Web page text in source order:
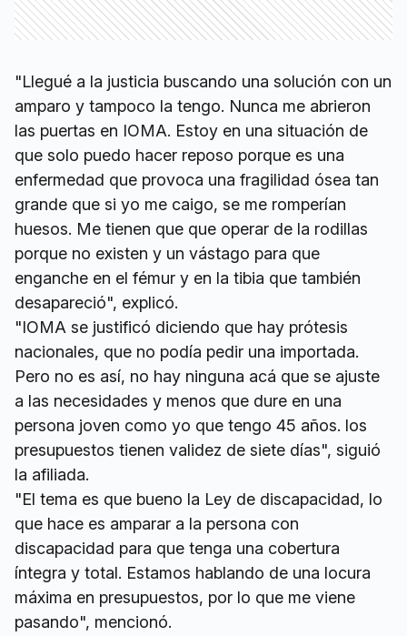
"Llegué a la justicia buscando una solución con un
amparo y tampoco la tengo. Nunca me abrieron
las puertas en IOMA. Estoy en una situación de
que solo puedo hacer reposo porque es una
enfermedad que provoca una fragilidad ósea tan
grande que si yo me caigo, se me romperían
huesos. Me tienen que que operar de la rodillas
porque no existen y un vástago para que
enganche en el fémur y en la tibia que también
desapareció", explicó.
"IOMA se justificó diciendo que hay prótesis
nacionales, que no podía pedir una importada.
Pero no es así, no hay ninguna acá que se ajuste
a las necesidades y menos que dure en una
persona joven como yo que tengo 45 años. los
presupuestos tienen validez de siete días", siguió
la afiliada.
"El tema es que bueno la Ley de discapacidad, lo
que hace es amparar a la persona con
discapacidad para que tenga una cobertura
íntegra y total. Estamos hablando de una locura
máxima en presupuestos, por lo que me viene
pasando", mencionó.